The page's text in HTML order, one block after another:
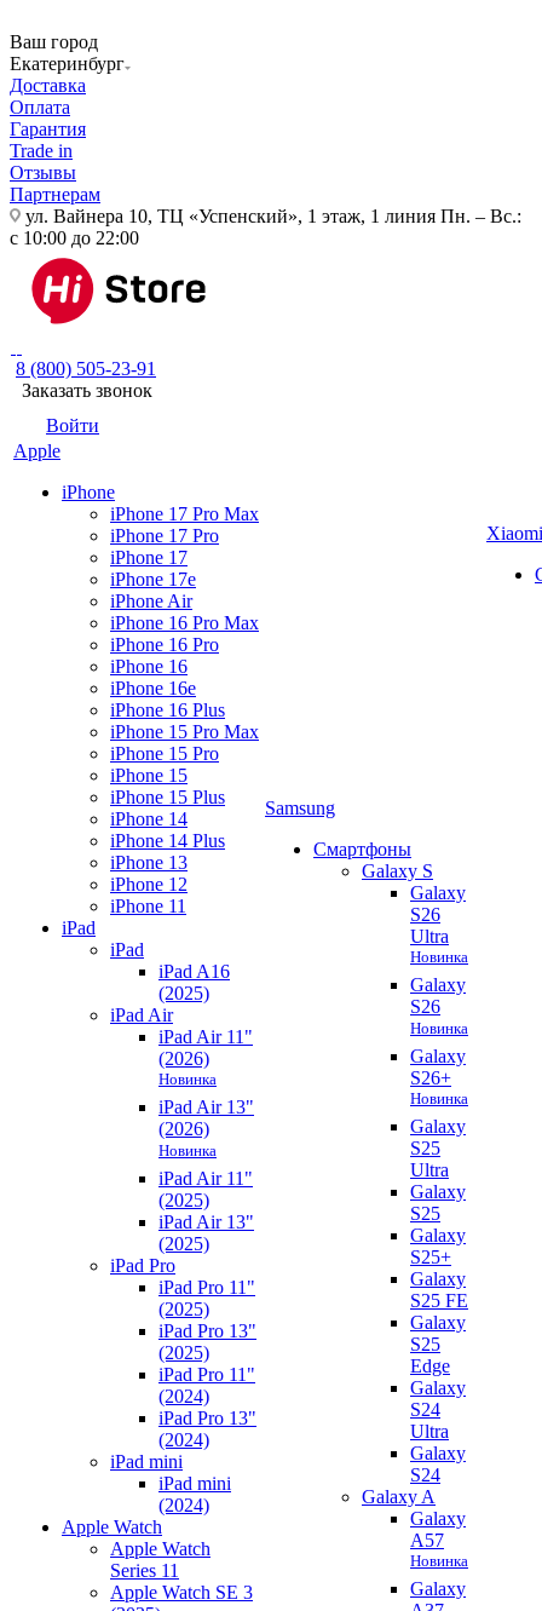
Ваш город
Екатеринбург
Доставка
Оплата
Гарантия
Trade in
Отзывы
Партнерам
ул. Вайнера 10, ТЦ «Успенский», 1 этаж, 1 линия Пн. – Вс.:
с 10:00 до 22:00
8 (800) 505-23-91
Заказать звонок
Войти
Apple
iPhone
iPhone 17 Pro Max
iPhone 17 Pro
iPhone 17
iPhone 17e
iPhone Air
iPhone 16 Pro Max
iPhone 16 Pro
iPhone 16
iPhone 16e
iPhone 16 Plus
iPhone 15 Pro Max
iPhone 15 Pro
iPhone 15
iPhone 15 Plus
iPhone 14
iPhone 14 Plus
iPhone 13
iPhone 12
iPhone 11
iPad
iPad
iPad A16
(2025)
iPad Air
iPad Air 11"
(2026)
Новинка
iPad Air 13"
(2026)
Новинка
iPad Air 11"
(2025)
iPad Air 13"
(2025)
iPad Pro
iPad Pro 11"
(2025)
iPad Pro 13"
(2025)
iPad Pro 11"
(2024)
iPad Pro 13"
(2024)
iPad mini
iPad mini
(2024)
Apple Watch
Apple Watch
Series 11
Apple Watch SE 3
Samsung
Смартфоны
Galaxy S
Galaxy
S26
Ultra
Новинка
Galaxy
S26
Новинка
Galaxy
S26+
Новинка
Galaxy
S25
Ultra
Galaxy
S25
Galaxy
S25+
Galaxy
S25 FE
Galaxy
S25
Edge
Galaxy
S24
Ultra
Galaxy
S24
Galaxy A
Galaxy
A57
Новинка
Galaxy
Xiaomi